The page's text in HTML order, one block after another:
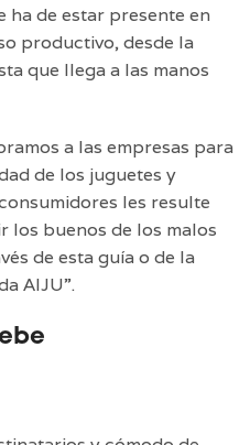
ha de estar presente en
productivo, desde la
que llega a las manos
a las empresas para
de los juguetes y
les resulte
los buenos de los malos
de esta guía o de la
AIJU”.